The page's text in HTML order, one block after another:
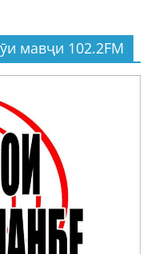
мавҷи 102.2FM